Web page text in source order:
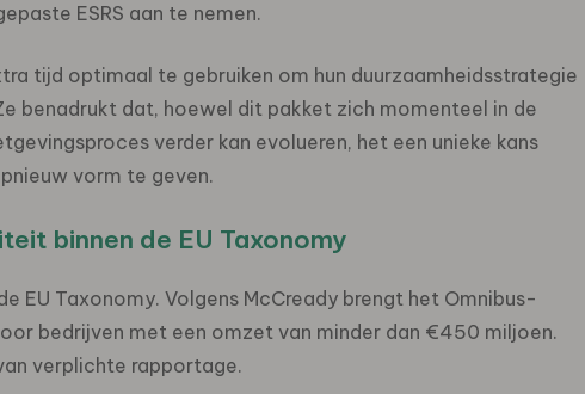
ESRS aan te nemen.
tijd optimaal te gebruiken om hun duurzaamheidsstrategie
benadrukt dat, hoewel dit pakket zich momenteel in de
verder kan evolueren, het een unieke kans
vorm te geven.
binnen de EU Taxonomy
EU Taxonomy. Volgens McCready brengt het Omnibus-
bedrijven met een omzet van minder dan €450 miljoen.
verplichte rapportage.